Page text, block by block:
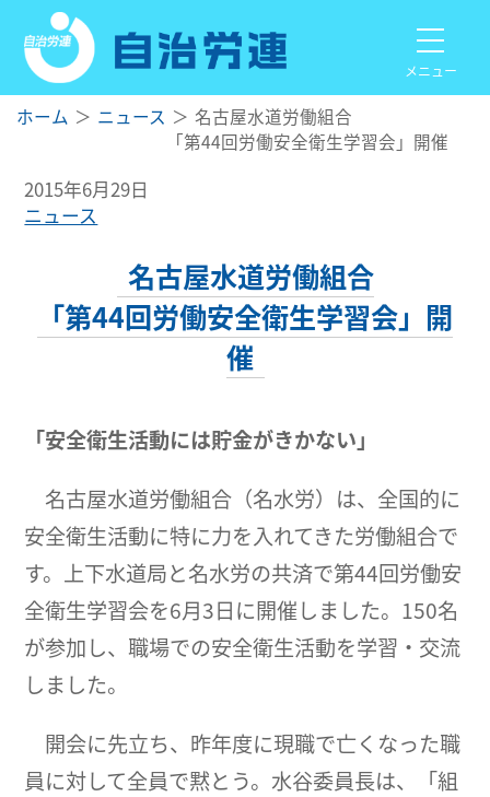
メニュー
ホーム ニュース
名古屋水道労働組合
「第44回労働安全衛生学習会」開催
2015年6月29日
ニュース
名古屋水道労働組合
「第44回労働安全衛生学習会」開
催
「安全衛生活動には貯金がきかない」
名古屋水道労働組合（名水労）は、全国的に
安全衛生活動に特に力を入れてきた労働組合で
す。上下水道局と名水労の共済で第44回労働安
全衛生学習会を6月3日に開催しました。150名
が参加し、職場での安全衛生活動を学習・交流
しました。
開会に先立ち、昨年度に現職で亡くなった職
員に対して全員で黙とう。水谷委員長は、「組